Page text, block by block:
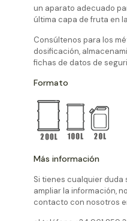
un aparato adecuado
última capa de fruta en
Consúltenos para los
dosificación,
fichas de datos de
Formato
Más información
Si tienes cualquier duda
ampliar la información,
contacto con nosotros